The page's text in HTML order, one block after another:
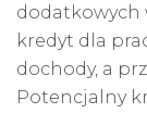
dodatkowych
kredyt dla
dochody, a
Potencjalny